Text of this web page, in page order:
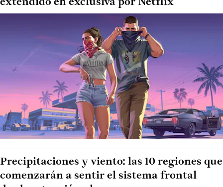
extendido en exclusiva por Netflix
Precipitaciones y viento: las 10 regiones que
comenzarán a sentir el sistema frontal